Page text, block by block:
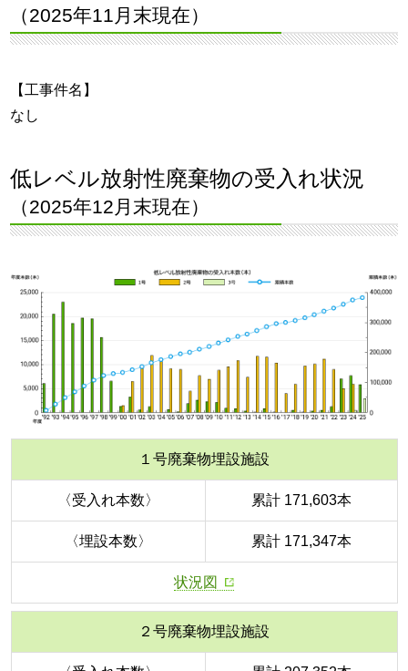
（2025年11月末現在）
【工事件名】
なし
低レベル放射性廃棄物の受入れ状況
（2025年12月末現在）
１号廃棄物埋設施設
〈受入れ本数〉 累計 171,603本
〈埋設本数〉 累計 171,347本
状況図
２号廃棄物埋設施設